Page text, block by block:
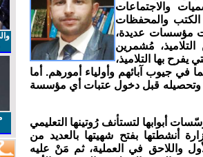
والاجتماعات
والمحفظات
مؤسسات عديدة،
مُشمرين
يفرح بها التلاميذ،
في جيوب آبائهم وأولياء أمورهم. أما
وتحصيله قبل دخول عتبات أي مؤسسة
أبوابها لتستأنف رُوتينها التعليمي
أنشطتها بفتح شهيتها بالعديد من
واللاحق في العملية، ثم مَنْ عليه